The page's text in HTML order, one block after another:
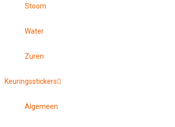
Stoom
Water
Zuren
Keuringsstickers
Algemeen